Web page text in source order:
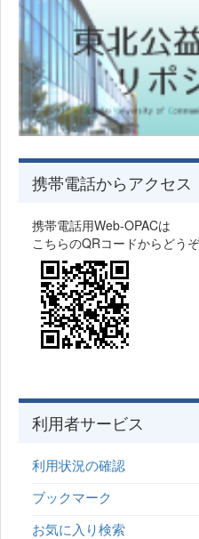
携帯電話からアクセス
携帯電話用Web-OPACは
こちらのQRコードからどうぞ
利用者サービス
利用状況の確認
ブックマーク
お気に入り検索